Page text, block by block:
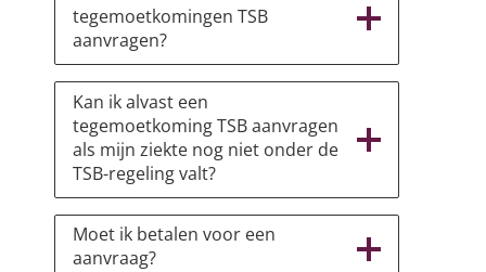
tegemoetkomingen TSB
aanvragen?
Kan ik alvast een
tegemoetkoming TSB aanvragen
als mijn ziekte nog niet onder de
TSB-regeling valt?
Moet ik betalen voor een
aanvraag?